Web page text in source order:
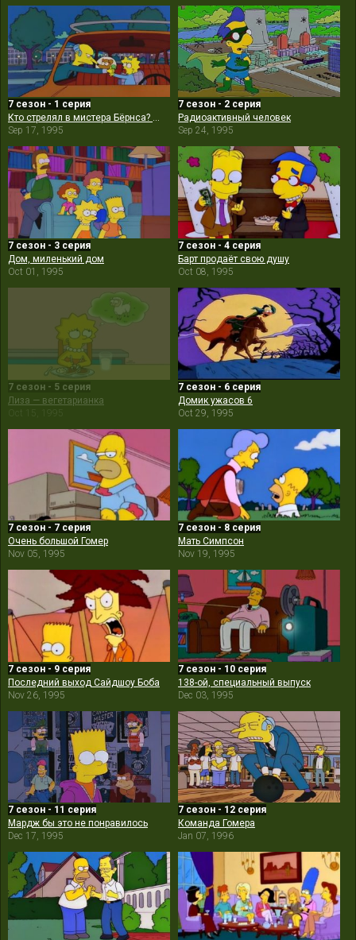
7 сезон - 1 серия
Кто стрелял в мистера Бёрнса? (Часть 2)
Sep 17, 1995
7 сезон - 2 серия
Радиоактивный человек
Sep 24, 1995
7 сезон - 3 серия
Дом, миленький дом
Oct 01, 1995
7 сезон - 4 серия
Барт продаёт свою душу
Oct 08, 1995
7 сезон - 5 серия
Лиза — вегетарианка
Oct 15, 1995
7 сезон - 6 серия
Домик ужасов 6
Oct 29, 1995
7 сезон - 7 серия
Очень большой Гомер
Nov 05, 1995
7 сезон - 8 серия
Мать Симпсон
Nov 19, 1995
7 сезон - 9 серия
Последний выход Сайдшоу Боба
Nov 26, 1995
7 сезон - 10 серия
138-ой, специальный выпуск
Dec 03, 1995
7 сезон - 11 серия
Мардж бы это не понравилось
Dec 17, 1995
7 сезон - 12 серия
Команда Гомера
Jan 07, 1996